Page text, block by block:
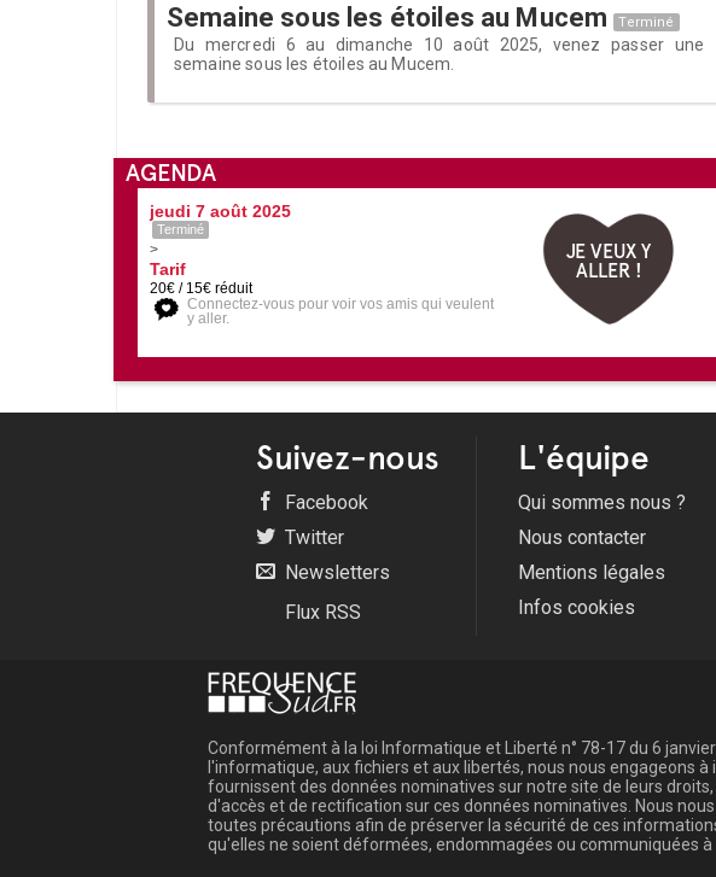
Semaine sous les étoiles au Mucem Terminé
Du mercredi 6 au dimanche 10 août 2025, venez passer une
semaine sous les étoiles au Mucem.
AGENDA
jeudi 7 août 2025
Terminé
>
Tarif
20€ / 15€ réduit
Connectez-vous pour voir vos amis qui veulent
y aller.
JE VEUX Y
ALLER !
Suivez-nous
Facebook
Twitter
Newsletters
Flux RSS
L'équipe
Qui sommes nous ?
Nous contacter
Mentions légales
Infos cookies
Conformément à la loi Informatique et Liberté n° 78-17 du 6
l'informatique, aux fichiers et aux libertés, nous nous engageons
fournissent des données nominatives sur notre site de leurs
d'accès et de rectification sur ces données nominatives. Nous
toutes précautions afin de préserver la sécurité de ces
qu'elles ne soient déformées, endommagées ou communiquées à